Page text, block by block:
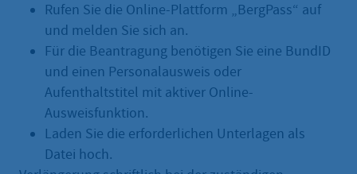
Rufen Sie die Online-Plattform „BergPass“ auf
und melden Sie sich an.
Für die Beantragung benötigen Sie eine BundID
und einen Personalausweis oder
Aufenthaltstitel mit aktiver Online-
Ausweisfunktion.
Laden Sie die erforderlichen Unterlagen als
Datei hoch.